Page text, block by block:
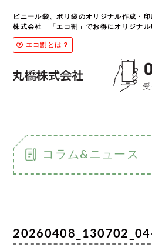
ビニール袋、ポリ袋のオリジナル作成・
株式会社 「エコ割」でお得にオリジナル
エコ割とは？
コラム&ニュース